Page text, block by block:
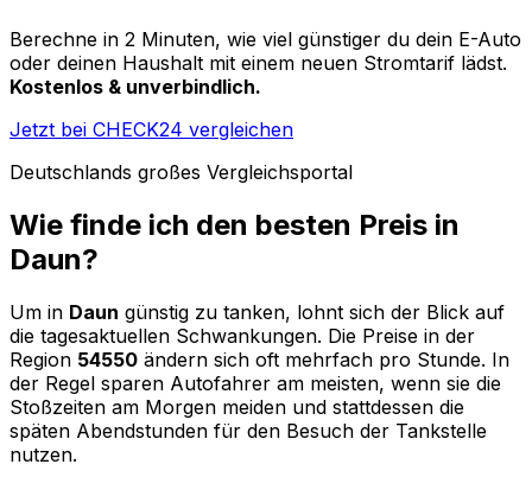
Berechne in 2 Minuten, wie viel günstiger du dein E-Auto
oder deinen Haushalt mit einem neuen Stromtarif lädst.
Kostenlos & unverbindlich.
Jetzt bei CHECK24 vergleichen
Deutschlands großes Vergleichsportal
Wie finde ich den besten Preis in
Daun?
Um in Daun günstig zu tanken, lohnt sich der Blick auf
die tagesaktuellen Schwankungen. Die Preise in der
Region 54550 ändern sich oft mehrfach pro Stunde. In
der Regel sparen Autofahrer am meisten, wenn sie die
Stoßzeiten am Morgen meiden und stattdessen die
späten Abendstunden für den Besuch der Tankstelle
nutzen.